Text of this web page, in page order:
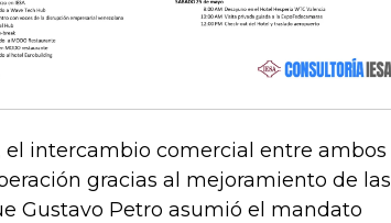
intercambio comercial entre ambos
gracias al mejoramiento de las
Gustavo Petro asumió el mandato